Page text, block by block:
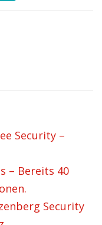
Security –
– Bereits 40
Security